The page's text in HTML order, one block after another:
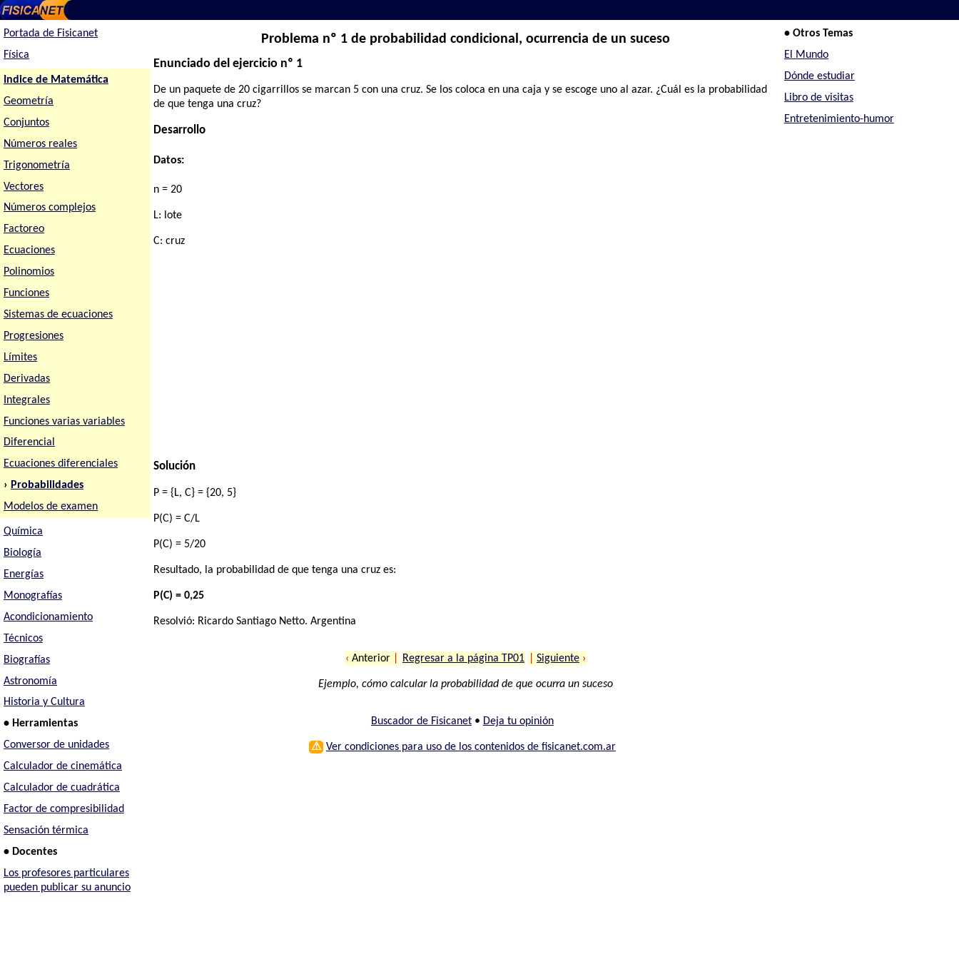
Portada de Fisicanet
Física
Indice de Matemática
Geometría
Conjuntos
Números reales
Trigonometría
Vectores
Números complejos
Factoreo
Ecuaciones
Polinomios
Funciones
Sistemas de ecuaciones
Progresiones
Límites
Derivadas
Integrales
Funciones varias variables
Diferencial
Ecuaciones diferenciales
› Probabilidades
Modelos de examen
Química
Biología
Energías
Monografías
Acondicionamiento
Técnicos
Biografías
Astronomía
Historia y Cultura
• Herramientas
Conversor de unidades
Calculador de cinemática
Calculador de cuadrática
Factor de compresibilidad
Sensación térmica
• Docentes
Los profesores particulares
pueden publicar su anuncio
Problema nº 1 de probabilidad condicional, ocurrencia de un suceso
Enunciado del ejercicio nº 1
De un paquete de 20 cigarrillos se marcan 5 con una cruz. Se los coloca en una caja y se escoge uno al azar. ¿Cuál es la probabilidad
de que tenga una cruz?
Desarrollo
Datos:
n = 20
L: lote
C: cruz
Solución
P = {L, C} = {20, 5}
P(C) = C/L
P(C) = 5/20
Resultado, la probabilidad de que tenga una cruz es:
P(C) = 0,25
Resolvió: Ricardo Santiago Netto. Argentina
‹ Anterior Regresar a la página TP01 Siguiente ›
Ejemplo, cómo calcular la probabilidad de que ocurra un suceso
Buscador de Fisicanet• Deja tu opinión
⚠ Ver condiciones para uso de los contenidos de fisicanet.com.ar
• Otros Temas
El Mundo
Dónde estudiar
Libro de visitas
Entretenimiento-humor